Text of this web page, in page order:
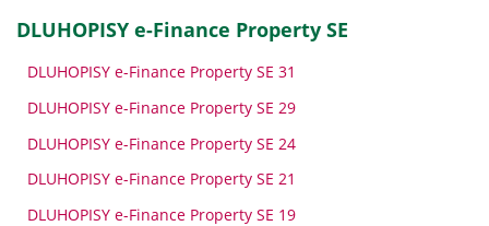
DLUHOPISY e-Finance Property SE
DLUHOPISY e-Finance Property SE 31
DLUHOPISY e-Finance Property SE 29
DLUHOPISY e-Finance Property SE 24
DLUHOPISY e-Finance Property SE 21
DLUHOPISY e-Finance Property SE 19